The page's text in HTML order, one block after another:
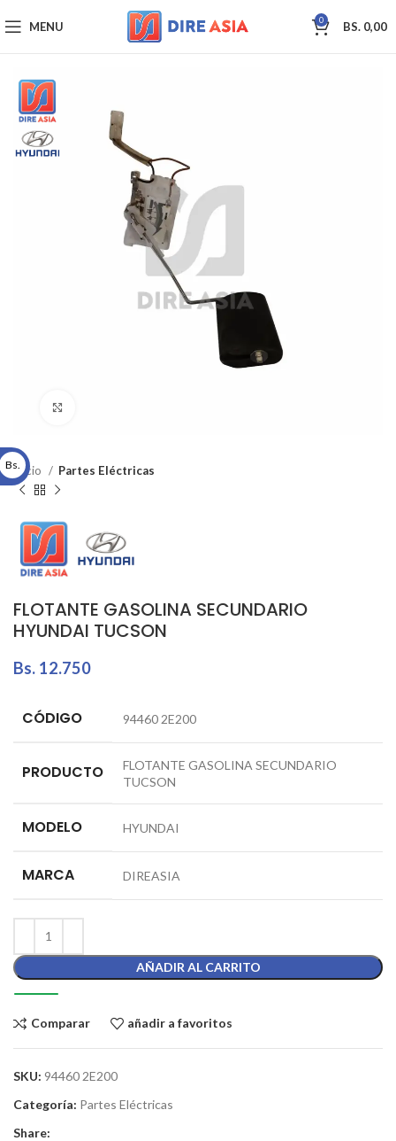
MENU 0 BS. 0,00
Inicio Partes Eléctricas
FLOTANTE GASOLINA SECUNDARIO
HYUNDAI TUCSON
Bs. 12.750
CÓDIGO 94460 2E200
PRODUCTO
FLOTANTE GASOLINA SECUNDARIO
TUCSON
MODELO HYUNDAI
MARCA DIREASIA
AÑADIR AL CARRITO
Comparar añadir a favoritos
SKU: 94460 2E200
Categoría: Partes Eléctricas
Share:
Bs.